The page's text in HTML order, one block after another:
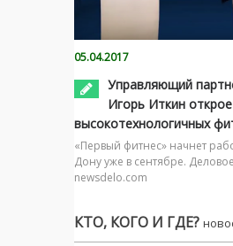
05.04.2017
Управляющий
Игорь Иткин
высокотехнологичных
«Первый фитнес» начнет
Дону уже в сентябре.
newsdelo.com
КТО, КОГО И ГДЕ?